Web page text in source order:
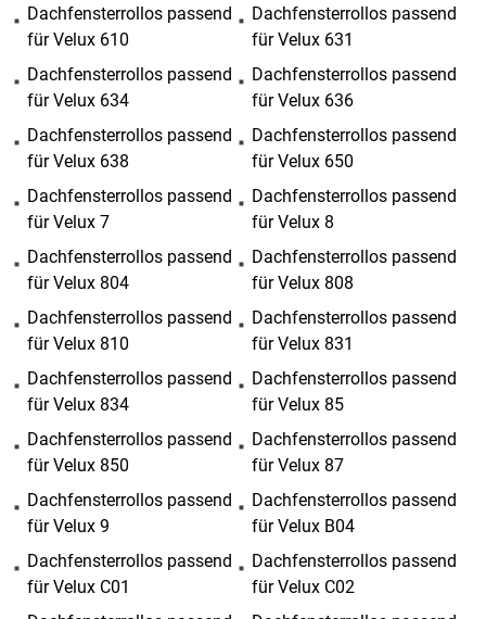
Dachfensterrollos passend
für Velux 610
Dachfensterrollos passend
für Velux 631
Dachfensterrollos passend
für Velux 634
Dachfensterrollos passend
für Velux 636
Dachfensterrollos passend
für Velux 638
Dachfensterrollos passend
für Velux 650
Dachfensterrollos passend
für Velux 7
Dachfensterrollos passend
für Velux 8
Dachfensterrollos passend
für Velux 804
Dachfensterrollos passend
für Velux 808
Dachfensterrollos passend
für Velux 810
Dachfensterrollos passend
für Velux 831
Dachfensterrollos passend
für Velux 834
Dachfensterrollos passend
für Velux 85
Dachfensterrollos passend
für Velux 850
Dachfensterrollos passend
für Velux 87
Dachfensterrollos passend
für Velux 9
Dachfensterrollos passend
für Velux B04
Dachfensterrollos passend
für Velux C01
Dachfensterrollos passend
für Velux C02